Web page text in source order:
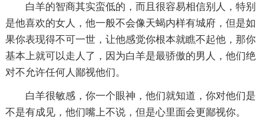
白羊的智商其实蛮低的，而且很容易相信别人，特别
是他喜欢的女人，他一般不会像天蝎内样有城府，但是如
果你表现得不可一世，让他感觉你根本就瞧不起他，那你
基本上就可以走人了，因为白羊是最骄傲的男人，他们绝
对不允许任何人鄙视他们。
白羊很敏感，你一个眼神，他们就知道，你对他们是
不是有成见，他们嘴上不说，但是心里面会更鄙视你。